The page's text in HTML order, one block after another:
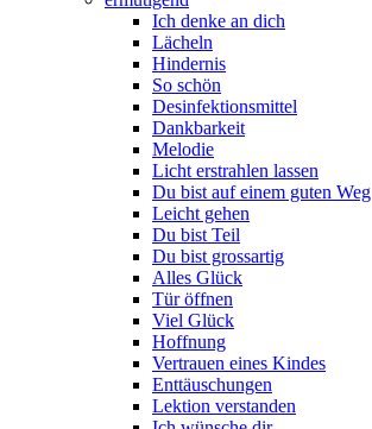
Ich denke an dich
Lächeln
Hindernis
So schön
Desinfektionsmittel
Dankbarkeit
Melodie
Licht erstrahlen lassen
Du bist auf einem guten Weg
Leicht gehen
Du bist Teil
Du bist grossartig
Alles Glück
Tür öffnen
Viel Glück
Hoffnung
Vertrauen eines Kindes
Enttäuschungen
Lektion verstanden